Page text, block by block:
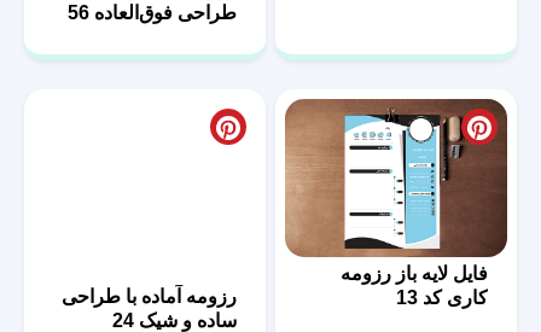
طراحی فوق‌العاده 56
فایل لایه باز رزومه
کاری کد 13
رزومه آماده با طراحی
ساده و شیک 24